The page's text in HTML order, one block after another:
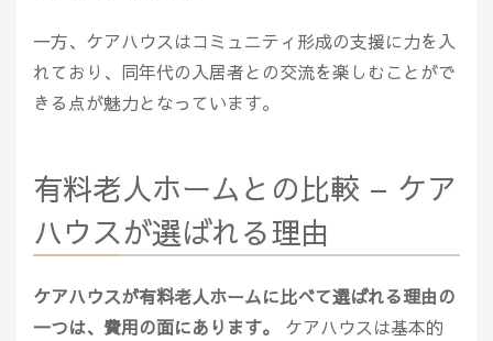
一方、ケアハウスはコミュニティ形成の支援に力を入
れており、同年代の入居者との交流を楽しむことがで
きる点が魅力となっています。
有料老人ホームとの比較 – ケア
ハウスが選ばれる理由
ケアハウスが有料老人ホームに比べて選ばれる理由の
一つは、費用の面にあります。
ケアハウスは基本的